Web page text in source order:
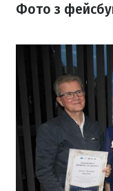
Фото з